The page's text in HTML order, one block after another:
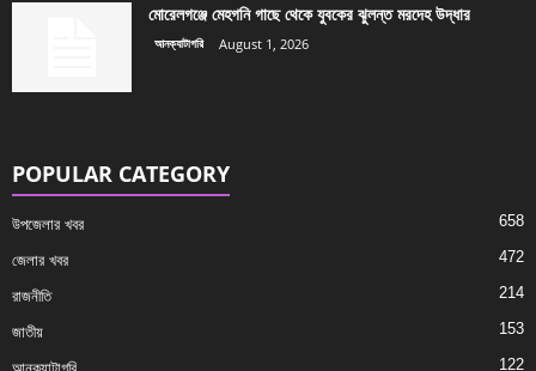
মোরেলগঞ্জে মেহগনি গাছে থেকে যুবকের ঝুলন্ত মরদেহ উদ্ধার
আনক্যাটাগরি August 1, 2026
POPULAR CATEGORY
উপজেলার খবর 658
জেলার খবর 472
রাজনীতি 214
জাতীয় 153
122